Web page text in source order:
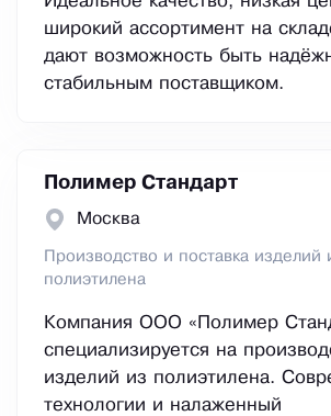
широкий ассортимент на
дают возможность быть
стабильным поставщиком.
Полимер Стандарт
Москва
Производство и поставка изделий
полиэтилена
Компания ООО «Полимер
специализируется на
изделий из полиэтилена.
технологии и налаженный